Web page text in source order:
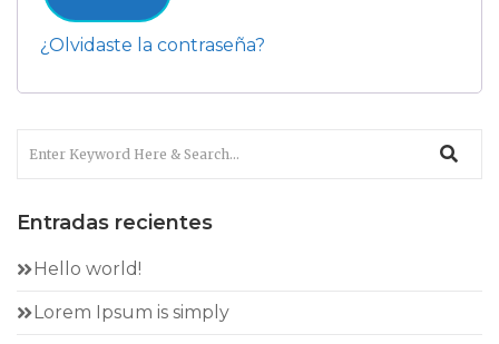
¿Olvidaste la contraseña?
Entradas recientes
Hello world!
Lorem Ipsum is simply